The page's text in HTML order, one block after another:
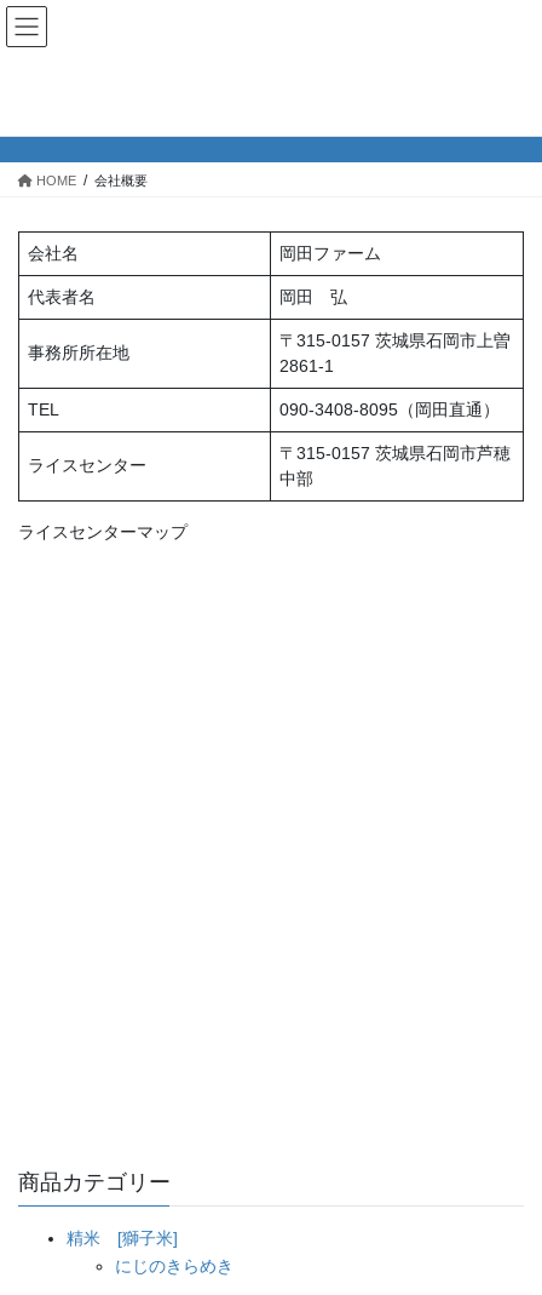
コ
ン
へ
ス
ナ
ビ
ョ
ン
HOME 会社概要
会社名 岡田ファーム
代表者名 岡田 弘
事務所所在地
〒315-0157 茨城県石岡市上曽
2861-1
TEL 090-3408-8095（岡田直通）
ライスセンター
〒315-0157 茨城県石岡市芦穂
中部
ライスセンターマップ
商品カテゴリー
精米 [獅子米]
にじのきらめき